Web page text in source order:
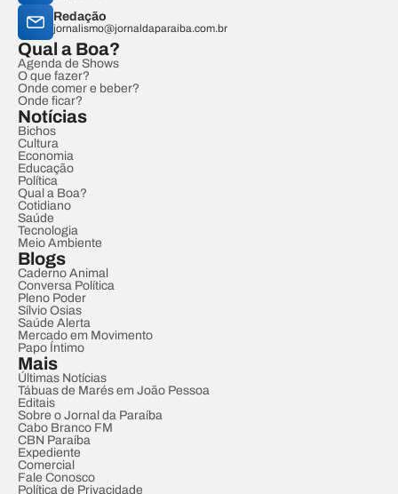
Redação
jornalismo@jornaldaparaiba.com.br
Qual a Boa?
Agenda de Shows
O que fazer?
Onde comer e beber?
Onde ficar?
Notícias
Bichos
Cultura
Economia
Educação
Política
Qual a Boa?
Cotidiano
Saúde
Tecnologia
Meio Ambiente
Blogs
Caderno Animal
Conversa Política
Pleno Poder
Sílvio Osias
Saúde Alerta
Mercado em Movimento
Papo Íntimo
Mais
Últimas Notícias
Tábuas de Marés em João Pessoa
Editais
Sobre o Jornal da Paraíba
Cabo Branco FM
CBN Paraíba
Expediente
Comercial
Fale Conosco
Política de Privacidade